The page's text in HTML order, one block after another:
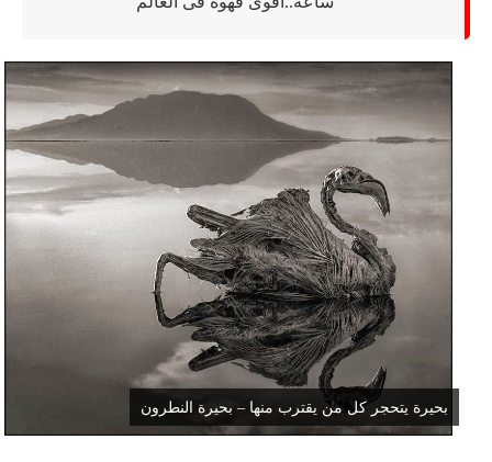
بحيرة يتحجر كل من يقترب منها – بحيرة النطرون